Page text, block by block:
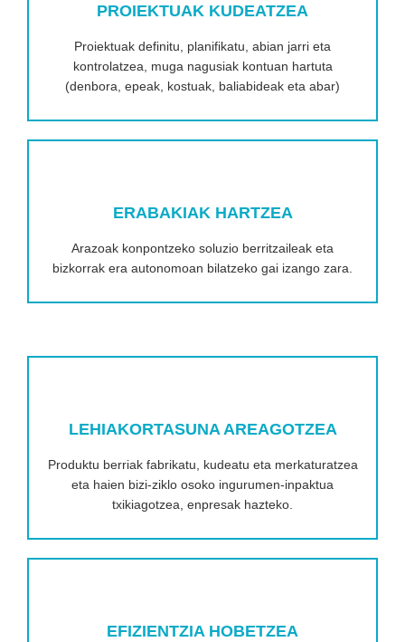
PROIEKTUAK KUDEATZEA
Proiektuak definitu, planifikatu, abian jarri eta
kontrolatzea, muga nagusiak kontuan hartuta
(denbora, epeak, kostuak, baliabideak eta abar)
ERABAKIAK HARTZEA
Arazoak konpontzeko soluzio berritzaileak eta
bizkorrak era autonomoan bilatzeko gai izango zara.
LEHIAKORTASUNA AREAGOTZEA
Produktu berriak fabrikatu, kudeatu eta merkaturatzea
eta haien bizi-ziklo osoko ingurumen-inpaktua
txikiagotzea, enpresak hazteko.
EFIZIENTZIA HOBETZEA